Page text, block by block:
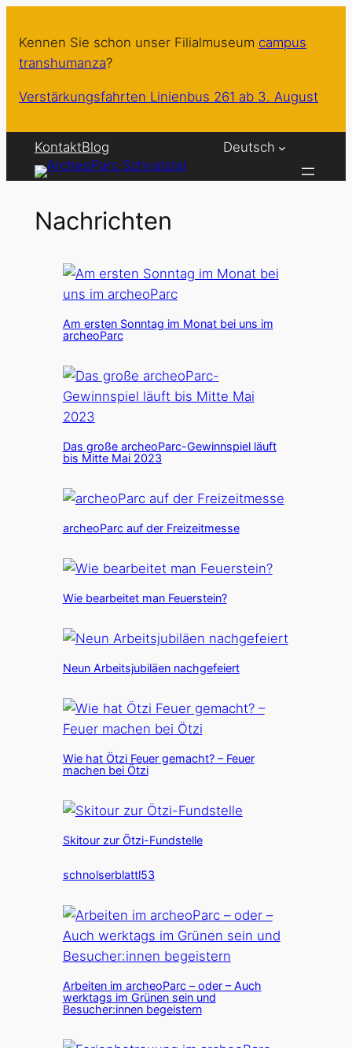
Inhalt
springen
Kennen Sie schon unser Filialmuseum campus
transhumanza?
Verstärkungsfahrten Linienbus 261 ab 3. August
KontaktBlog Deutsch
Nachrichten
Am ersten Sonntag im Monat bei uns im
archeoParc
Das große archeoParc-Gewinnspiel läuft
bis Mitte Mai 2023
archeoParc auf der Freizeitmesse
Wie bearbeitet man Feuerstein?
Neun Arbeitsjubiläen nachgefeiert
Wie hat Ötzi Feuer gemacht? – Feuer
machen bei Ötzi
Skitour zur Ötzi-Fundstelle
schnolserblattl53
Arbeiten im archeoParc – oder – Auch
werktags im Grünen sein und
Besucher:innen begeistern